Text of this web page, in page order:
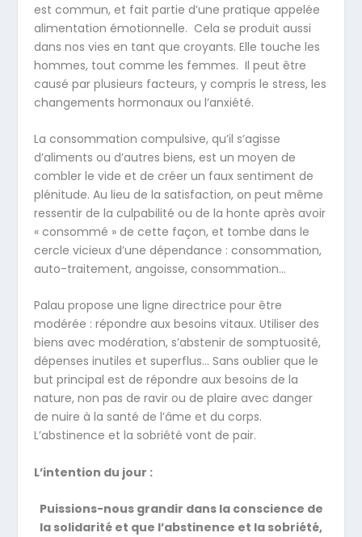
est commun, et fait partie d’une pratique appelée
alimentation émotionnelle. Cela se produit aussi
dans nos vies en tant que croyants. Elle touche les
hommes, tout comme les femmes. Il peut être
causé par plusieurs facteurs, y compris le stress, les
changements hormonaux ou l’anxiété.
La consommation compulsive, qu’il s’agisse
d’aliments ou d’autres biens, est un moyen de
combler le vide et de créer un faux sentiment de
plénitude. Au lieu de la satisfaction, on peut même
ressentir de la culpabilité ou de la honte après avoir
« consommé » de cette façon, et tombe dans le
cercle vicieux d’une dépendance : consommation,
auto-traitement, angoisse, consommation…
Palau propose une ligne directrice pour être
modérée : répondre aux besoins vitaux. Utiliser des
biens avec modération, s’abstenir de somptuosité,
dépenses inutiles et superflus… Sans oublier que le
but principal est de répondre aux besoins de la
nature, non pas de ravir ou de plaire avec danger
de nuire à la santé de l’âme et du corps.
L’abstinence et la sobriété vont de pair.
L’intention du jour :
Puissions-nous grandir dans la conscience de
la solidarité et que l’abstinence et la sobriété,